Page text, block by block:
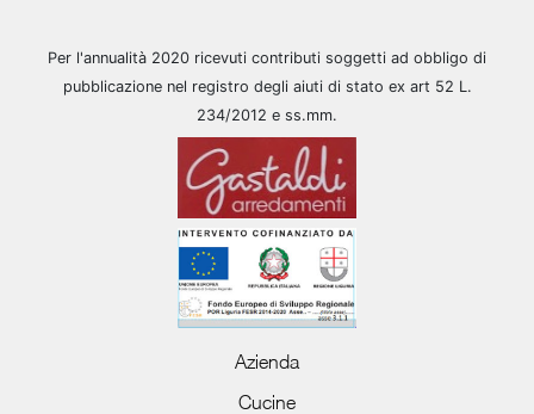
Per l'annualità 2020 ricevuti contributi soggetti ad obbligo di
pubblicazione nel registro degli aiuti di stato ex art 52 L.
234/2012 e ss.mm.
Azienda
Cucine